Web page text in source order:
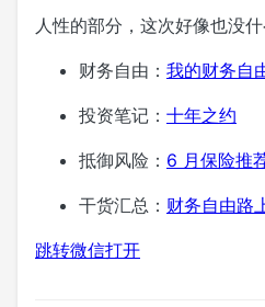
人性的部分，这次好像也没
财务自由： 我的财务自
投资笔记： 十年之约
抵御风险： 6 月保险推
干货汇总： 财务自由路
跳转微信打开